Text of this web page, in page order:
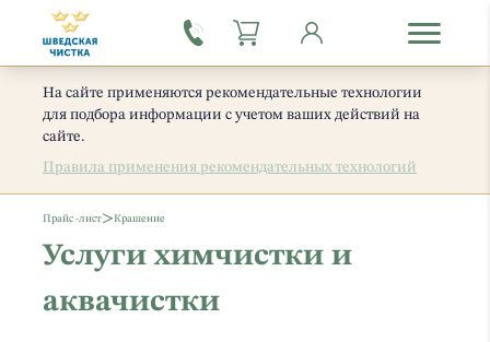
На сайте применяются рекомендательные технологии
для подбора информации с учетом ваших действий на
сайте.
Правила применения рекомендательных технологий
Прайс -лист>Крашение
Услуги химчистки и
аквачистки